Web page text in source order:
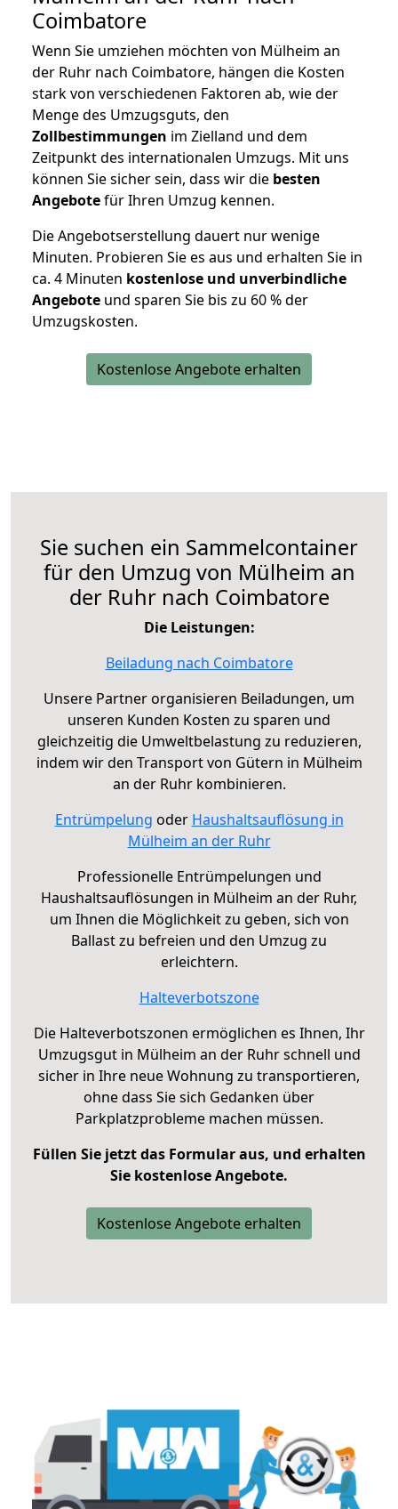
Coimbatore
Wenn Sie umziehen möchten von Mülheim an
der Ruhr nach Coimbatore, hängen die Kosten
stark von verschiedenen Faktoren ab, wie der
Menge des Umzugsguts, den
Zollbestimmungen im Zielland und dem
Zeitpunkt des internationalen Umzugs. Mit uns
können Sie sicher sein, dass wir die besten
Angebotefür Ihren Umzug kennen.
Die Angebotserstellung dauert nur wenige
Minuten. Probieren Sie es aus und erhalten Sie in
ca. 4 Minuten kostenlose und unverbindliche
Angebote und sparen Sie bis zu 60 % der
Umzugskosten.
Kostenlose Angebote erhalten
Sie suchen ein Sammelcontainer
für den Umzug von Mülheim an
der Ruhr nach Coimbatore
Die Leistungen:
Beiladung nach Coimbatore
Unsere Partner organisieren Beiladungen, um
unseren Kunden Kosten zu sparen und
gleichzeitig die Umweltbelastung zu reduzieren,
indem wir den Transport von Gütern in Mülheim
an der Ruhr kombinieren.
Entrümpelung oder Haushaltsauflösung in
Mülheim an der Ruhr
Professionelle Entrümpelungen und
Haushaltsauflösungen in Mülheim an der Ruhr,
um Ihnen die Möglichkeit zu geben, sich von
Ballast zu befreien und den Umzug zu
erleichtern.
Halteverbotszone
Die Halteverbotszonen ermöglichen es Ihnen, Ihr
Umzugsgut in Mülheim an der Ruhr schnell und
sicher in Ihre neue Wohnung zu transportieren,
ohne dass Sie sich Gedanken über
Parkplatzprobleme machen müssen.
Füllen Sie jetzt das Formular aus, und erhalten
Sie kostenlose Angebote.
Kostenlose Angebote erhalten